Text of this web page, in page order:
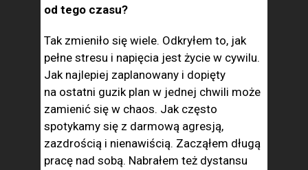
od tego czasu?
Tak zmieniło się wiele. Odkryłem to, jak
pełne stresu i napięcia jest życie w cywilu.
Jak najlepiej zaplanowany i dopięty
na ostatni guzik plan w jednej chwili może
zamienić się w chaos. Jak często
spotykamy się z darmową agresją,
zazdrością i nienawiścią. Zacząłem długą
pracę nad sobą. Nabrałem też dystansu